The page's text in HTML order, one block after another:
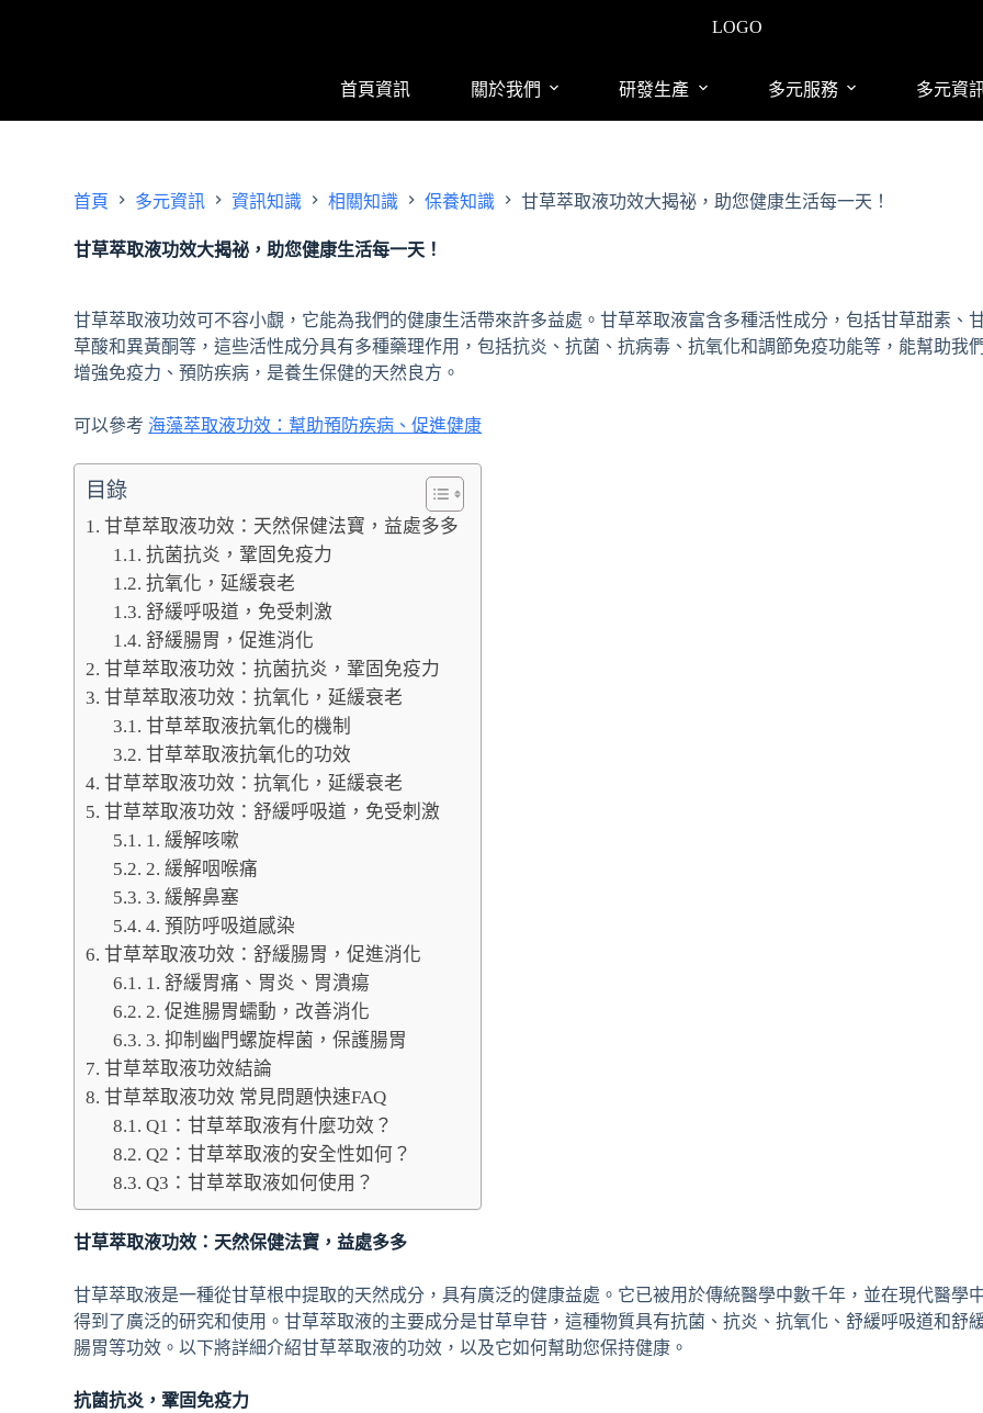
LOGO
首頁資訊 關於我們 研發生產 多元服務 多元資
首頁 多元資訊 資訊知識 相關知識 保養知識 甘草萃取液功效大揭祕，助您健康生活每一天！
甘草萃取液功效大揭祕，助您健康生活每一天！
甘草萃取液功效可不容小覷，它能為我們的健康生活帶來許多益處。甘草萃取液富含多種活性成分，包括甘草甜素、
草酸和異黃酮等，這些活性成分具有多種藥理作用，包括抗炎、抗菌、抗病毒、抗氧化和調節免疫功能等，能幫助我
增強免疫力、預防疾病，是養生保健的天然良方。
可以參考 海藻萃取液功效：幫助預防疾病、促進健康
目錄
甘草萃取液功效：天然保健法寶，益處多多
抗菌抗炎，鞏固免疫力
抗氧化，延緩衰老
舒緩呼吸道，免受刺激
舒緩腸胃，促進消化
甘草萃取液功效：抗菌抗炎，鞏固免疫力
甘草萃取液功效：抗氧化，延緩衰老
甘草萃取液抗氧化的機制
甘草萃取液抗氧化的功效
甘草萃取液功效：抗氧化，延緩衰老
甘草萃取液功效：舒緩呼吸道，免受刺激
1. 緩解咳嗽
2. 緩解咽喉痛
3. 緩解鼻塞
4. 預防呼吸道感染
甘草萃取液功效：舒緩腸胃，促進消化
1. 舒緩胃痛、胃炎、胃潰瘍
2. 促進腸胃蠕動，改善消化
3. 抑制幽門螺旋桿菌，保護腸胃
甘草萃取液功效結論
甘草萃取液功效 常見問題快速FAQ
Q1：甘草萃取液有什麼功效？
Q2：甘草萃取液的安全性如何？
Q3：甘草萃取液如何使用？
甘草萃取液功效：天然保健法寶，益處多多
甘草萃取液是一種從甘草根中提取的天然成分，具有廣泛的健康益處。它已被用於傳統醫學中數千年，並在現代醫學
得到了廣泛的研究和使用。甘草萃取液的主要成分是甘草皁苷，這種物質具有抗菌、抗炎、抗氧化、舒緩呼吸道和舒
腸胃等功效。以下將詳細介紹甘草萃取液的功效，以及它如何幫助您保持健康。
抗菌抗炎，鞏固免疫力